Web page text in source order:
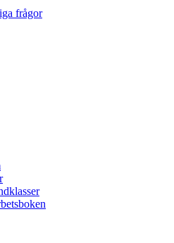
frågor